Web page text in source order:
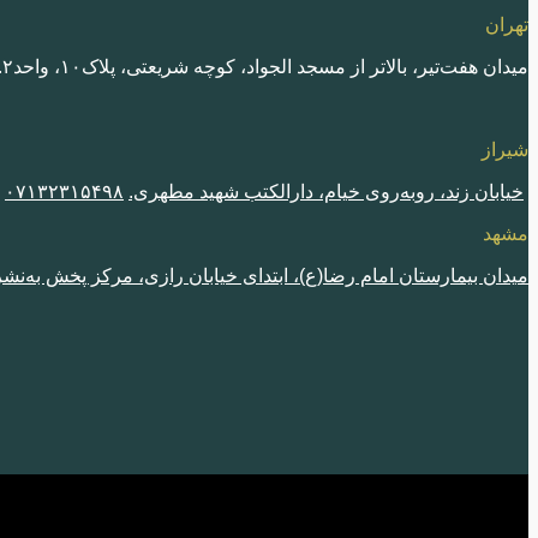
تهران
میدان هفت‌تیر، بالاتر از مسجد الجواد، کوچه شریعتی، پلاک١٠، واحد٢.
شیراز
خیابان زند، روبه‌روی خیام، دارالکتب شهید مطهری. ٠٧١٣٢٣١۵۴٩٨
مشهد
میدان بیمارستان امام رضا(ع)، ابتدای خیابان رازی، مرکز پخش